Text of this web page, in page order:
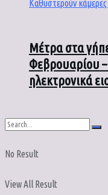
Μέτρα στα
Φεβρουαρίου
ηλεκτρονικά
No Result
View All Result